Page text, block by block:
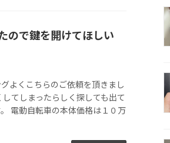
ので鍵を開けてほしい
よくこちらのご依頼を頂きまし
てしまったらしく探しても出て
電動自転車の本体価格は１０万